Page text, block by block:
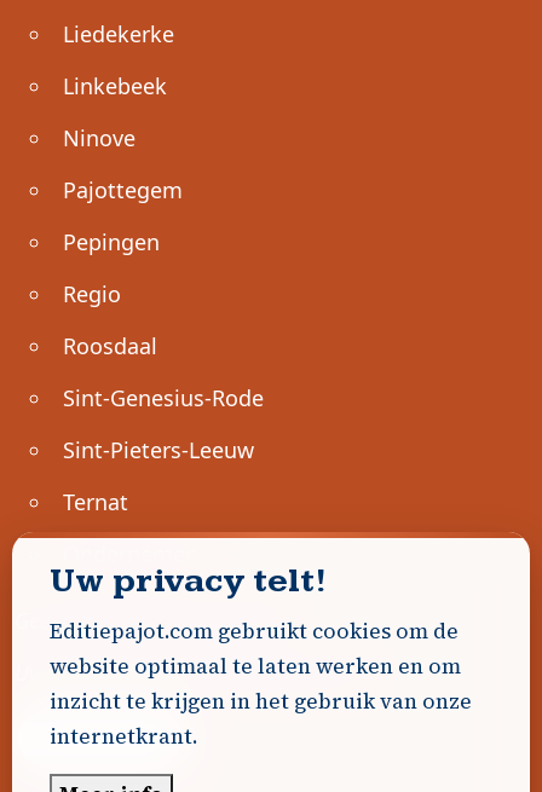
Liedekerke
Linkebeek
Ninove
Pajottegem
Pepingen
Regio
Roosdaal
Sint-Genesius-Rode
Sint-Pieters-Leeuw
Ternat
Geen advertenties gevonden.
Uw advertentie hier? Contacteer ons!
Word Partner!
Uw privacy telt!
Editiepajot.com gebruikt cookies om de
website optimaal te laten werken en om
inzicht te krijgen in het gebruik van onze
internetkrant.